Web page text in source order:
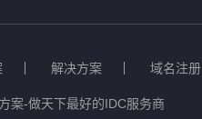
解决方案 域名注册
案-做天下最好的IDC服务商